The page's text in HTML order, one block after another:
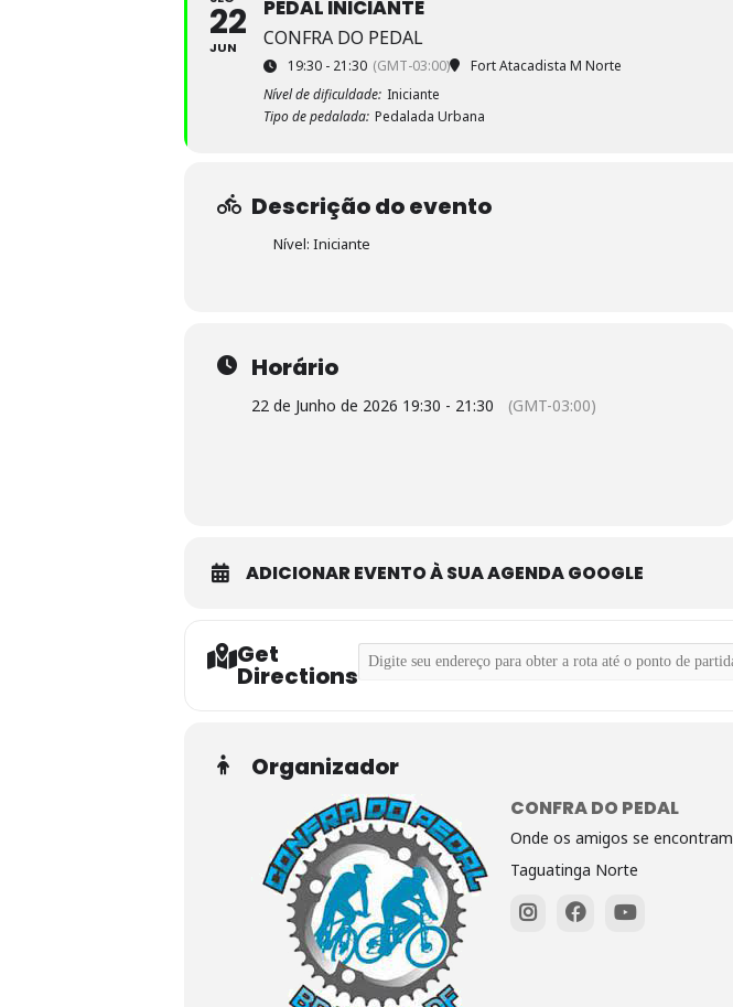
22
JUN
PEDAL INICIANTE
CONFRA DO PEDAL
19:30 - 21:30 (GMT-03:00)
Fort Atacadista M Norte
Nível de dificuldade: Iniciante
Tipo de pedalada: Pedalada Urbana
Descrição do evento
Nível: Iniciante
Horário
22 de Junho de 2026 19:30 - 21:30 (GMT-03:00)
ADICIONAR EVENTO À SUA AGENDA GOOGLE
Get
Directions
Address - Pedal Iniciante []
Organizador
CONFRA DO PEDAL
Onde os amigos se encontram
Taguatinga Norte